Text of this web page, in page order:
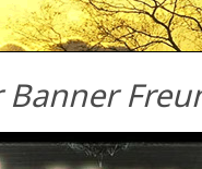
Banner